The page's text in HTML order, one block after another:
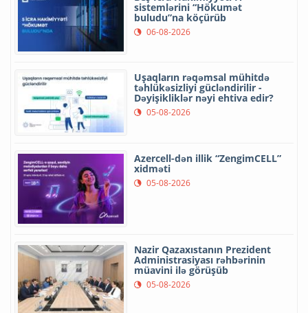
sistemlərini “Hökumət
buludu”na köçürüb
06-08-2026
Uşaqların rəqəmsal mühitdə
təhlükəsizliyi gücləndirilir -
Dəyişikliklər nəyi ehtiva edir?
05-08-2026
Azercell-dən illik “ZengimCELL”
xidməti
05-08-2026
Nazir Qazaxıstanın Prezident
Administrasiyası rəhbərinin
müavini ilə görüşüb
05-08-2026